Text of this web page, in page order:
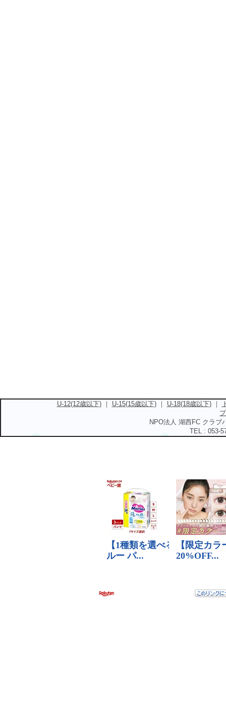
U-12(12歳以下)｜ U-15(15歳以下)｜ U-18(18歳以下)｜
NPO法人 湖西FC クラ
TEL : 053-